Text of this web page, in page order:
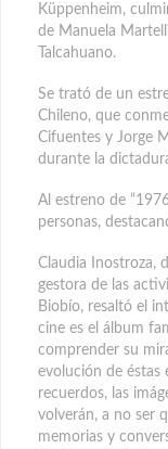
Küppenheim,
de Manuela
Talcahuano.
Se trató de un
Chileno, que
Cifuentes y Jorge
durante la
Al estreno de
personas,
Claudia Inostroza,
gestora de las
Biobío, resaltó el
cine es el álbum
comprender su
evolución de éstas
recuerdos, las
volverán, a no ser
memorias y